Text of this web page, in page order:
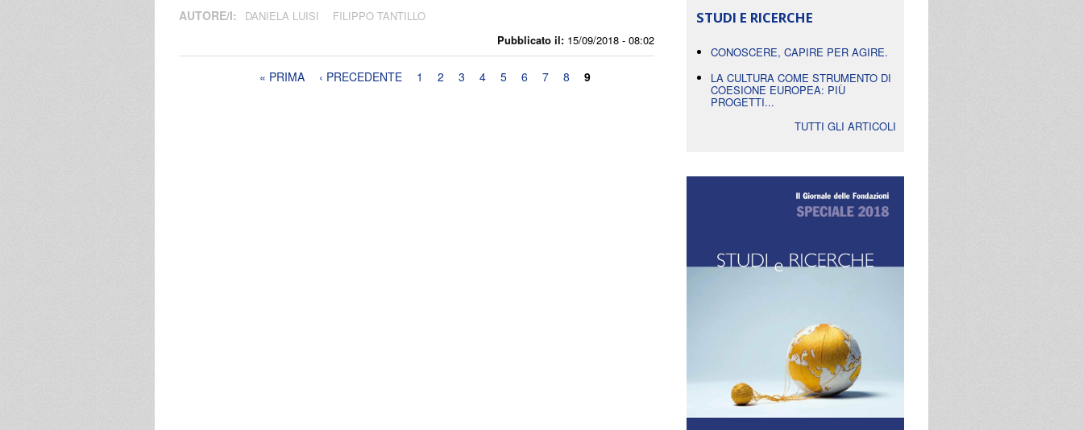
Pubblicato il: 15/09/2018 - 08:02
AUTORE/I: DANIELA LUISI FILIPPO TANTILLO
« PRIMA ‹ PRECEDENTE 1 2 3 4 5 6 7 8 9
STUDI E RICERCHE
CONOSCERE, CAPIRE PER AGIRE.
LA CULTURA COME STRUMENTO DI
COESIONE EUROPEA: PIÙ
PROGETTI...
TUTTI GLI ARTICOLI